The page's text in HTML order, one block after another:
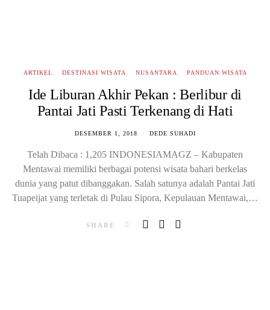
ARTIKEL DESTINASI WISATA NUSANTARA PANDUAN WISATA
Ide Liburan Akhir Pekan : Berlibur di
Pantai Jati Pasti Terkenang di Hati
DESEMBER 1, 2018 DEDE SUHADI
Telah Dibaca : 1,205 INDONESIAMAGZ – Kabupaten
Mentawai memiliki berbagai potensi wisata bahari berkelas
dunia yang patut dibanggakan. Salah satunya adalah Pantai Jati
Tuapeijat yang terletak di Pulau Sipora, Kepulauan Mentawai,…
SHARE